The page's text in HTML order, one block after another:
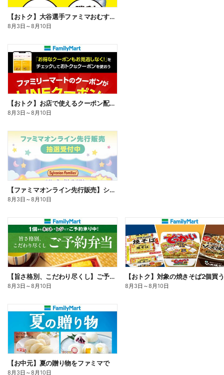
【おトク】大谷選手ファミマおむすび割
8月3日 ～8月10日
【おトク】お店で使えるクーポン配信中
8月3日 ～8月10日
【ファミマオンライン先行販売】シルバニアファミリー
8月3日 ～8月10日
【旨さ格別、こだわり尽くし】ご予約弁当
8月3日 ～8月10日 8月3日 ～8月10日
【お中元】夏の贈り物をファミマで
8月3日 ～8月10日